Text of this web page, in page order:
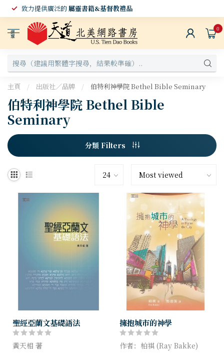
致力提供廣泛的屬靈書籍&基督教禮品
選
單
0
主頁 / 出版社／品牌 / 伯特利神學院 Bethel Bible Seminary
伯特利神學院 Bethel Bible
Seminary
分類 Filters
聖經亞蘭文基礎語法
黃天相 著
擁抱城市的神學
作者：柏祺 (Ray Bakke)